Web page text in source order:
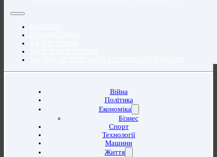
Війна
Політика
Економіка
Бізнес
Спорт
Технології
Машини
Життя